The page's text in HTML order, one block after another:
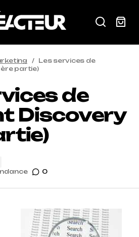
Les services de
partie)
de
Discovery
0